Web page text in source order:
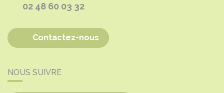
02 48 60 03 32
Contactez-nous
NOUS SUIVRE